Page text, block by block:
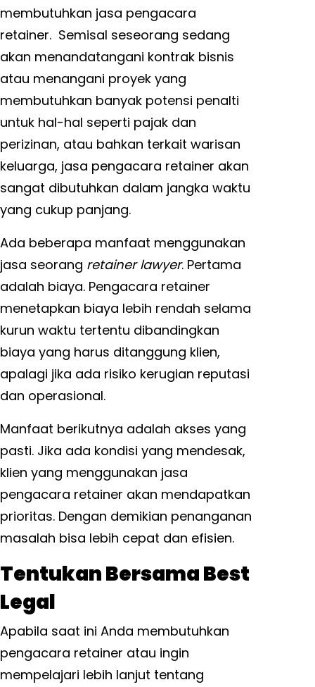
membutuhkan jasa pengacara
retainer. Semisal seseorang sedang
akan menandatangani kontrak bisnis
atau menangani proyek yang
membutuhkan banyak potensi penalti
untuk hal-hal seperti pajak dan
perizinan, atau bahkan terkait warisan
keluarga, jasa pengacara retainer akan
sangat dibutuhkan dalam jangka waktu
yang cukup panjang.
Ada beberapa manfaat menggunakan
jasa seorang retainer lawyer. Pertama
adalah biaya. Pengacara retainer
menetapkan biaya lebih rendah selama
kurun waktu tertentu dibandingkan
biaya yang harus ditanggung klien,
apalagi jika ada risiko kerugian reputasi
dan operasional.
Manfaat berikutnya adalah akses yang
pasti. Jika ada kondisi yang mendesak,
klien yang menggunakan jasa
pengacara retainer akan mendapatkan
prioritas. Dengan demikian penanganan
masalah bisa lebih cepat dan efisien.
Tentukan Bersama Best
Legal
Apabila saat ini Anda membutuhkan
pengacara retainer atau ingin
mempelajari lebih lanjut tentang